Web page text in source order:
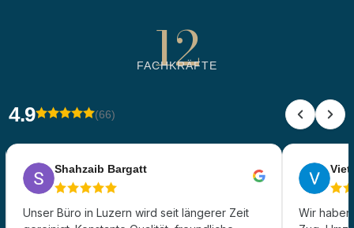
12
FACHKRÄFTE
4.9 (66)
Shahzaib Bargatt
Unser Büro in Luzern wird seit längerer Zeit
Viet
Wir